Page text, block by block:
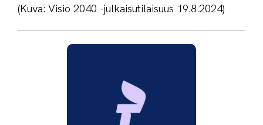
(Kuva: Visio 2040 -julkaisutilaisuus 19.8.2024)